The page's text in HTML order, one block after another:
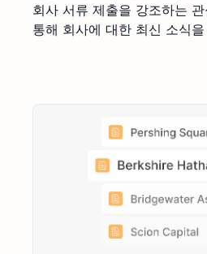
회사 서류 제출을 강조하는
통해 회사에 대한 최신 소식